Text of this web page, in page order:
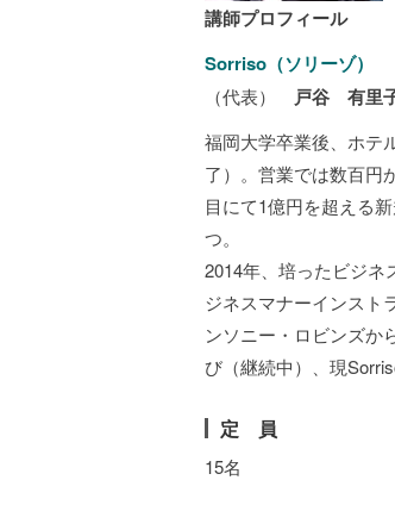
講師プロフィール
Sorriso（ソリーゾ）
（代表） 戸谷 有里
福岡大学卒業後、ホテ
了）。営業では数百円
目にて1億円を超える
つ。
2014年、培ったビジ
ジネスマナーインスト
ンソニー・ロビンズか
び（継続中）、現
定 員
15名